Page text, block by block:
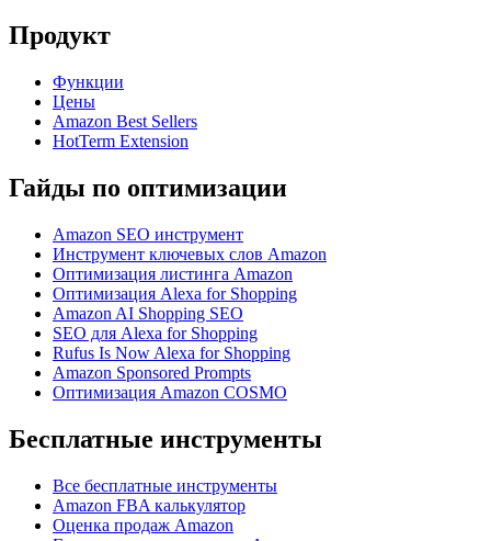
Продукт
Функции
Цены
Amazon Best Sellers
HotTerm Extension
Гайды по оптимизации
Amazon SEO инструмент
Инструмент ключевых слов Amazon
Оптимизация листинга Amazon
Оптимизация Alexa for Shopping
Amazon AI Shopping SEO
SEO для Alexa for Shopping
Rufus Is Now Alexa for Shopping
Amazon Sponsored Prompts
Оптимизация Amazon COSMO
Бесплатные инструменты
Все бесплатные инструменты
Amazon FBA калькулятор
Оценка продаж Amazon